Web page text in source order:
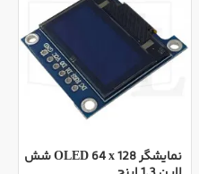
نمایشگر OLED 64 x 128 شش